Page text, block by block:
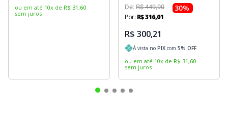
ou em até 10x de R$ 31,60
sem juros
De: R$ 449,90 30%
Por: R$316,01
R$ 300,21
À vista no PIX com 5% OFF
ou em até 10x de R$ 31,60
sem juros